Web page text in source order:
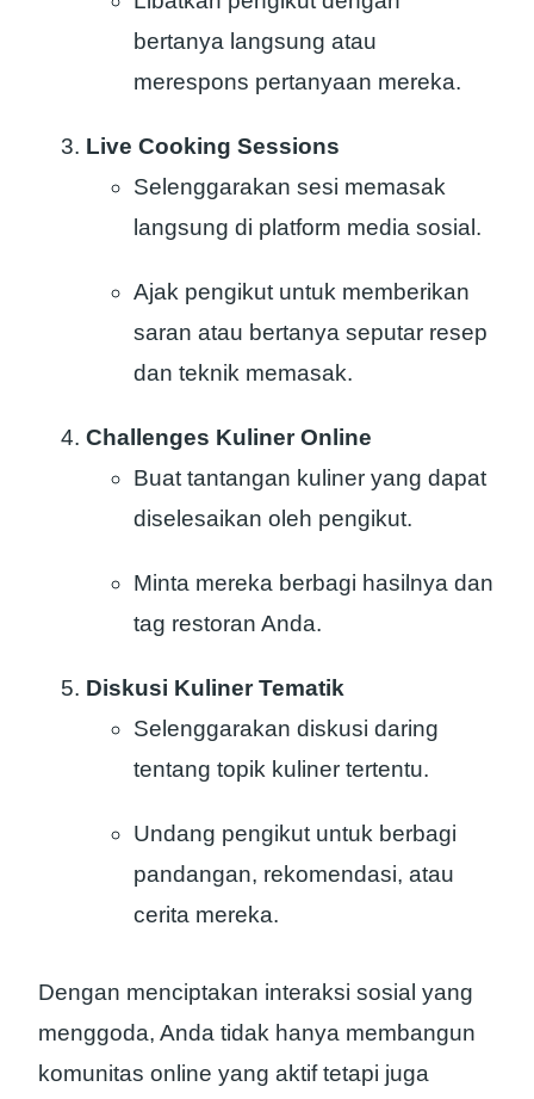
bertanya langsung atau
merespons pertanyaan mereka.
Live Cooking Sessions
Selenggarakan sesi memasak
langsung di platform media sosial.
Ajak pengikut untuk memberikan
saran atau bertanya seputar resep
dan teknik memasak.
Challenges Kuliner Online
Buat tantangan kuliner yang dapat
diselesaikan oleh pengikut.
Minta mereka berbagi hasilnya dan
tag restoran Anda.
Diskusi Kuliner Tematik
Selenggarakan diskusi daring
tentang topik kuliner tertentu.
Undang pengikut untuk berbagi
pandangan, rekomendasi, atau
cerita mereka.
Dengan menciptakan interaksi sosial yang
menggoda, Anda tidak hanya membangun
komunitas online yang aktif tetapi juga